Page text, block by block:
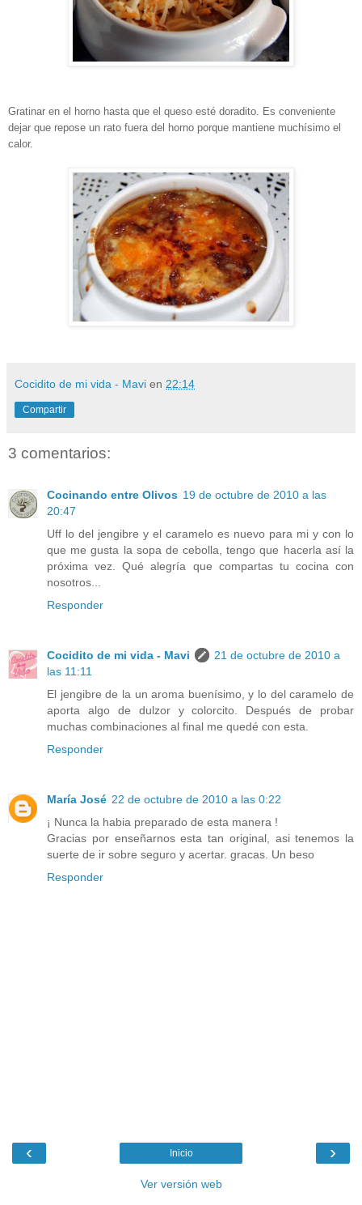
Gratinar en el horno hasta que el queso esté doradito. Es conveniente
dejar que repose un rato fuera del horno porque mantiene muchísimo el
calor.
Cocidito de mi vida - Mavi en 22:14
Compartir
3 comentarios:
Cocinando entre Olivos 19 de octubre de 2010 a las
20:47
Uff lo del jengibre y el caramelo es nuevo para mi y con lo
que me gusta la sopa de cebolla, tengo que hacerla así la
próxima vez. Qué alegría que compartas tu cocina con
nosotros...
Responder
Cocidito de mi vida - Mavi
21 de octubre de 2010 a
las 11:11
El jengibre de la un aroma buenísimo, y lo del caramelo de
aporta algo de dulzor y colorcito. Después de probar
muchas combinaciones al final me quedé con esta.
Responder
María José 22 de octubre de 2010 a las 0:22
¡ Nunca la habia preparado de esta manera !
Gracias por enseñarnos esta tan original, asi tenemos la
suerte de ir sobre seguro y acertar. gracas. Un beso
Responder
‹ ›
Inicio
Ver versión web